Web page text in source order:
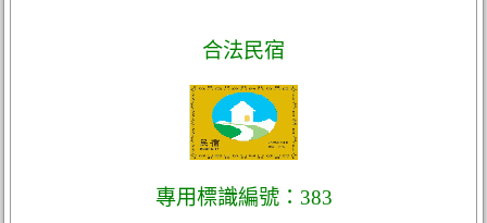
合法民宿
專用標識編號：383